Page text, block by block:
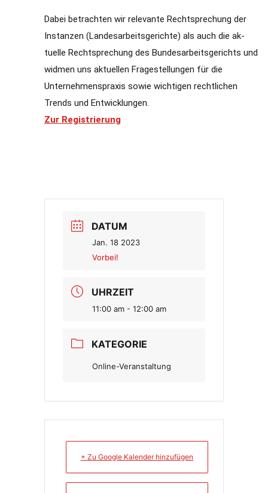
Dabei betrachten wir relevante Rechtsprechung der
Instanzen (Landesarbeitsgerichte) als auch die ak-
tuelle Rechtsprechung des Bundesarbeitsgerichts und
widmen uns aktuellen Fragestellungen für die
Unternehmenspraxis sowie wichtigen rechtlichen
Trends und Entwicklungen.
Zur Registrierung
DATUM
Jan. 18 2023
Vorbei!
UHRZEIT
11:00 am - 12:00 am
KATEGORIE
Online-Veranstaltung
+ Zu Google Kalender hinzufügen